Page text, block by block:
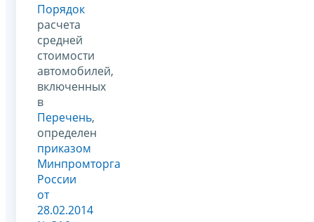
Порядок
расчета
средней
стоимости
автомобилей,
включенных
в
Перечень,
определен
приказом
Минпромторга
России
от
28.02.2014